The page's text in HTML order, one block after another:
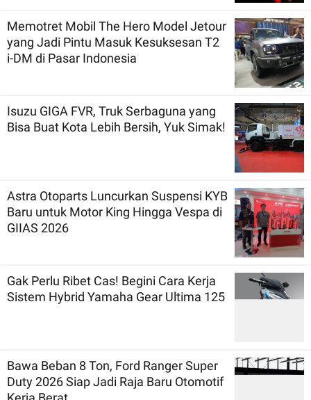
Memotret Mobil The Hero Model Jetour
yang Jadi Pintu Masuk Kesuksesan T2
i-DM di Pasar Indonesia
Isuzu GIGA FVR, Truk Serbaguna yang
Bisa Buat Kota Lebih Bersih, Yuk Simak!
Astra Otoparts Luncurkan Suspensi KYB
Baru untuk Motor King Hingga Vespa di
GIIAS 2026
Gak Perlu Ribet Cas! Begini Cara Kerja
Sistem Hybrid Yamaha Gear Ultima 125
Bawa Beban 8 Ton, Ford Ranger Super
Duty 2026 Siap Jadi Raja Baru Otomotif